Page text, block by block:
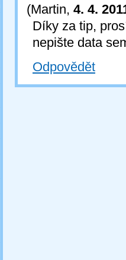
(Martin, 4. 4.
Díky za tip,
nepište data
Odpovědět